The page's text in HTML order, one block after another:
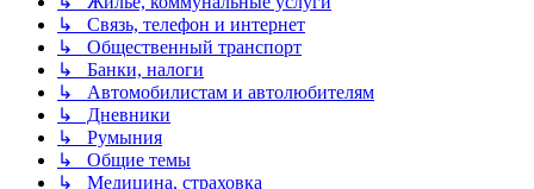
↳ Связь, телефон и интернет
↳ Общественный транспорт
↳ Банки, налоги
↳ Автомобилистам и автолюбителям
↳ Дневники
↳ Румыния
↳ Общие темы
↳ Медицина, страховка